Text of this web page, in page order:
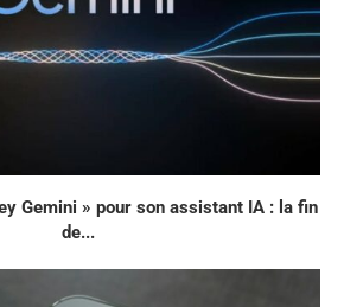
Gemini » pour son assistant IA : la fin
de...